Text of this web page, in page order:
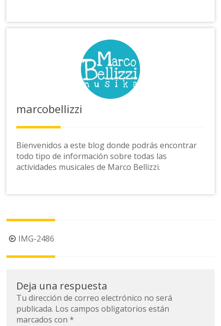
marcobellizzi
Bienvenidos a este blog donde podrás encontrar
todo tipo de información sobre todas las
actividades musicales de Marco Bellizzi.
Navegación
de
IMG-2486
Deja una respuesta
Tu dirección de correo electrónico no será
publicada. Los campos obligatorios están
marcados con*